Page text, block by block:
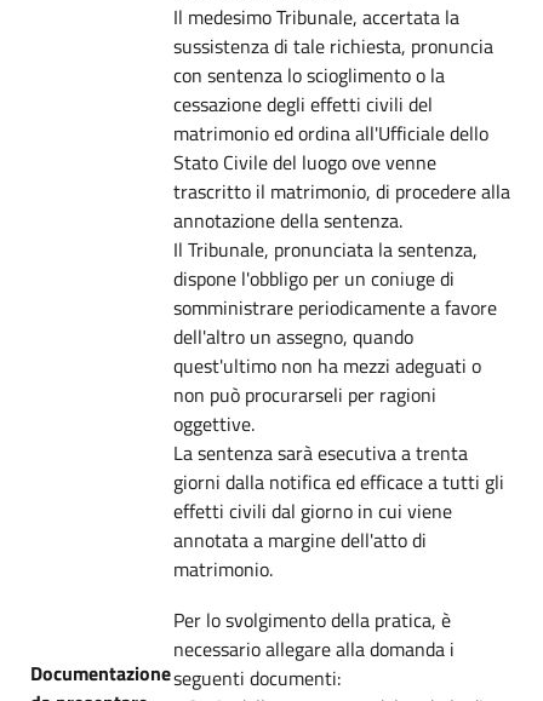
Il medesimo Tribunale, accertata la
sussistenza di tale richiesta, pronuncia
con sentenza lo scioglimento o la
cessazione degli effetti civili del
matrimonio ed ordina all'Ufficiale dello
Stato Civile del luogo ove venne
trascritto il matrimonio, di procedere alla
annotazione della sentenza.
Il Tribunale, pronunciata la sentenza,
dispone l'obbligo per un coniuge di
somministrare periodicamente a favore
dell'altro un assegno, quando
quest'ultimo non ha mezzi adeguati o
non può procurarseli per ragioni
oggettive.
La sentenza sarà esecutiva a trenta
giorni dalla notifica ed efficace a tutti gli
effetti civili dal giorno in cui viene
annotata a margine dell'atto di
matrimonio.
Documentazione
Per lo svolgimento della pratica, è
necessario allegare alla domanda i
seguenti documenti: